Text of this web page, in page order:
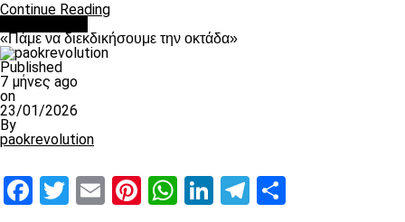
Continue Reading
«Πάμε να διεκδικήσουμε την οκτάδα»
Published
7 μήνες ago
on
23/01/2026
By
paokrevolution
Facebook
Twitter
EmailPinterest
WhatsApp
LinkedIn
Telegram